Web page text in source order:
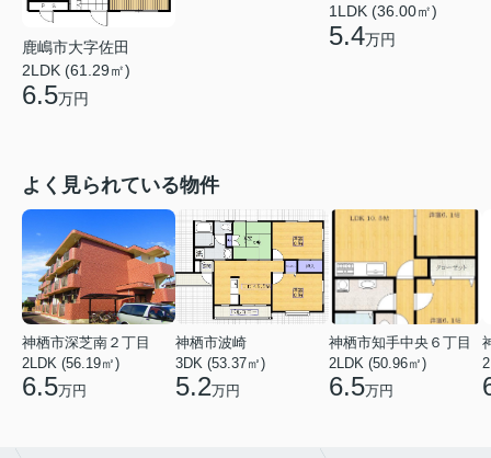
鹿嶋市大字佐田
2LDK (61.29㎡)
6.5万円
1LDK (36.00㎡)
5.4万円
よく見られている物件
神栖市深芝南２丁目
2LDK (56.19㎡)
6.5万円
神栖市波崎
3DK (53.37㎡)
5.2万円
神栖市知手中央６丁目
2LDK (50.96㎡)
6.5万円